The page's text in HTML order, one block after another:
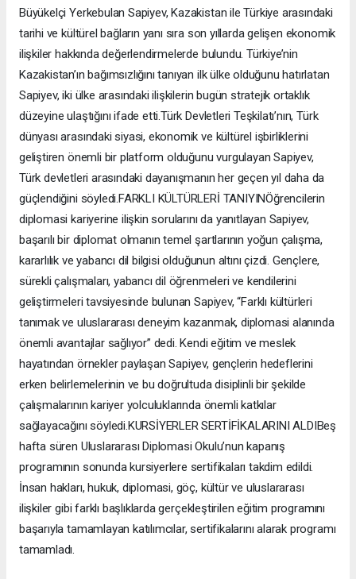
Büyükelçi Yerkebulan Sapiyev, Kazakistan ile Türkiye arasındaki
tarihi ve kültürel bağların yanı sıra son yıllarda gelişen ekonomik
ilişkiler hakkında değerlendirmelerde bulundu. Türkiye’nin
Kazakistan’ın bağımsızlığını tanıyan ilk ülke olduğunu hatırlatan
Sapiyev, iki ülke arasındaki ilişkilerin bugün stratejik ortaklık
düzeyine ulaştığını ifade etti.Türk Devletleri Teşkilatı’nın, Türk
dünyası arasındaki siyasi, ekonomik ve kültürel işbirliklerini
geliştiren önemli bir platform olduğunu vurgulayan Sapiyev,
Türk devletleri arasındaki dayanışmanın her geçen yıl daha da
güçlendiğini söyledi.FARKLI KÜLTÜRLERİ TANIYINÖğrencilerin
diplomasi kariyerine ilişkin sorularını da yanıtlayan Sapiyev,
başarılı bir diplomat olmanın temel şartlarının yoğun çalışma,
kararlılık ve yabancı dil bilgisi olduğunun altını çizdi. Gençlere,
sürekli çalışmaları, yabancı dil öğrenmeleri ve kendilerini
geliştirmeleri tavsiyesinde bulunan Sapiyev, “Farklı kültürleri
tanımak ve uluslararası deneyim kazanmak, diplomasi alanında
önemli avantajlar sağlıyor” dedi. Kendi eğitim ve meslek
hayatından örnekler paylaşan Sapiyev, gençlerin hedeflerini
erken belirlemelerinin ve bu doğrultuda disiplinli bir şekilde
çalışmalarının kariyer yolculuklarında önemli katkılar
sağlayacağını söyledi.KURSİYERLER SERTİFİKALARINI ALDIBeş
hafta süren Uluslararası Diplomasi Okulu’nun kapanış
programının sonunda kursiyerlere sertifikaları takdim edildi.
İnsan hakları, hukuk, diplomasi, göç, kültür ve uluslararası
ilişkiler gibi farklı başlıklarda gerçekleştirilen eğitim programını
başarıyla tamamlayan katılımcılar, sertifikalarını alarak programı
tamamladı.